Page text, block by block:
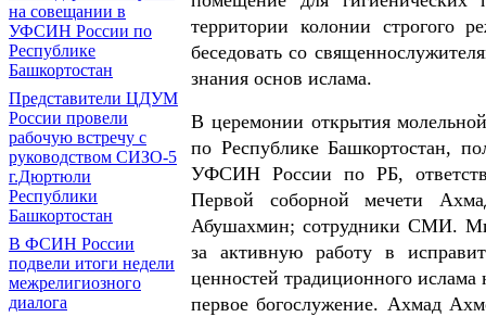
на совещании в
УФСИН России по
Республике
Башкортостан
Представители ЦДУМ
России провели
рабочую встречу с
руководством СИЗО-5
г.Дюртюли
Республики
Башкортостан
В ФСИН России
подвели итоги недели
межрелигиозного
диалога
территории колонии строгого
беседовать со
знания основ ислама.
В церемонии открытия
по Республике Башкортостан,
УФСИН России по РБ,
Первой соборной мечети
Абушахмин; сотрудники СМИ.
за активную работу в
ценностей традиционного
первое богослужение. Ахмад